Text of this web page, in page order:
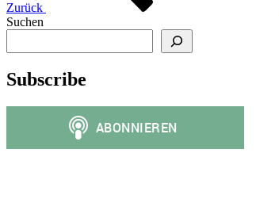
Zurück
Suchen
Subscribe